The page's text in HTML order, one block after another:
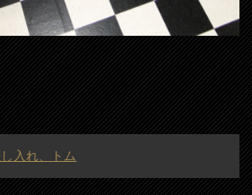
入れ、トム